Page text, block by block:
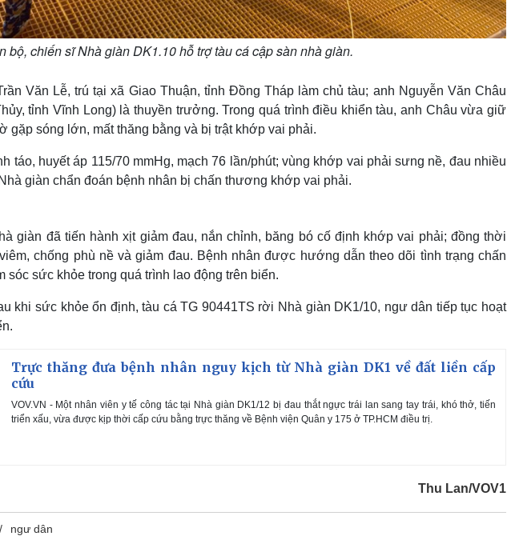
bộ, chiến sĩ Nhà giàn DK1.10 hỗ trợ tàu cá cập sàn nhà giàn.
Văn Lễ, trú tại xã Giao Thuận, tỉnh Đồng Tháp làm chủ tàu; anh Nguyễn Văn Châu
tỉnh Vĩnh Long) là thuyền trưởng. Trong quá trình điều khiển tàu, anh Châu vừa giữ
gặp sóng lớn, mất thăng bằng và bị trật khớp vai phải.
táo, huyết áp 115/70 mmHg, mạch 76 lần/phút; vùng khớp vai phải sưng nề, đau nhiều
giàn chẩn đoán bệnh nhân bị chấn thương khớp vai phải.
giàn đã tiến hành xịt giảm đau, nắn chỉnh, băng bó cố định khớp vai phải; đồng thời
chống phù nề và giảm đau. Bệnh nhân được hướng dẫn theo dõi tình trạng chấn
sóc sức khỏe trong quá trình lao động trên biển.
khi sức khỏe ổn định, tàu cá TG 90441TS rời Nhà giàn DK1/10, ngư dân tiếp tục hoạt
Trực thăng đưa bệnh nhân nguy kịch từ Nhà giàn DK1 về đất liền cấp
cứu
VOV.VN - Một nhân viên y tế công tác tại Nhà giàn DK1/12 bị đau thắt ngực trái lan sang tay trái, khó thở, tiến
triển xấu, vừa được kịp thời cấp cứu bằng trực thăng về Bệnh viện Quân y 175 ở TP.HCM điều trị.
Thu Lan/VOV1
ngư dân